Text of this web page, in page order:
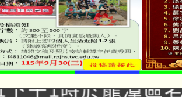
色祭」8/29、30
烈登場!